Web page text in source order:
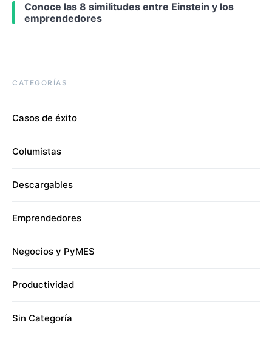
Conoce las 8 similitudes entre Einstein y los
emprendedores
CATEGORÍAS
Casos de éxito
Columistas
Descargables
Emprendedores
Negocios y PyMES
Productividad
Sin Categoría